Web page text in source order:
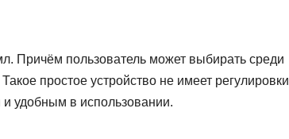
Причём пользователь может выбирать среди
простое устройство не имеет регулировки
удобным в использовании.